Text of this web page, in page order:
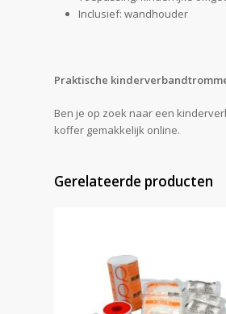
Inclusief: wandhouder
Praktische
Ben je op zoek naar een
koffer gemakkelijk online.
Gerelateerde producten